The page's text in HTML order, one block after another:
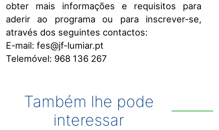
obter mais informações e requisitos para
aderir ao programa ou para inscrever-se,
através dos seguintes contactos:
E-mail: fes@jf-lumiar.pt
Telemóvel: 968 136 267
Também lhe pode
interessar